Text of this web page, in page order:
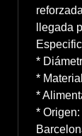
llegada
*
*
*
*